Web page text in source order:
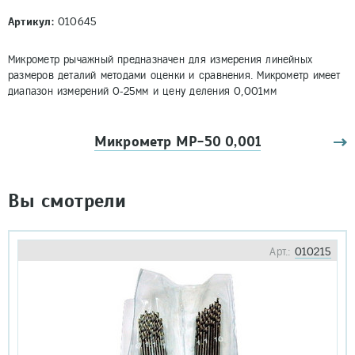
Артикул:010645
Микрометр рычажный предназначен для измерения линейных
размеров деталий методами оценки и сравнения. Микрометр имеет
диапазон измерений 0-25мм и цену деления 0,001мм
Микрометр МР-50 0,001
Вы смотрели
Арт.: 010215